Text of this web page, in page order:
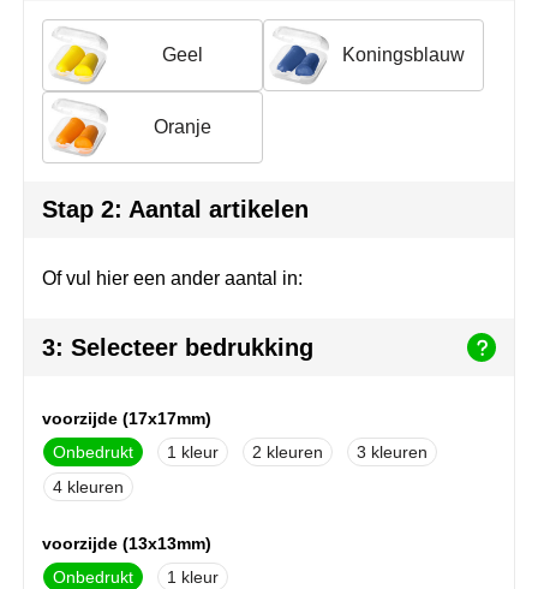
Tassen
Veiligheid, auto & fiets
Werkkleding & bedrijfskleding
Kambukka
Lipton
Marksman
Marvin's
Mentos
MiniMAX
Moleskine
NoStress
Geel Koningsblauw
Oranje
Stap 2: Aantal artikelen
Of vul hier een ander aantal in:
3: Selecteer bedrukking
voorzijde (17x17mm)
Onbedrukt
1 2
3
4
voorzijde (13x13mm)
Onbedrukt
1